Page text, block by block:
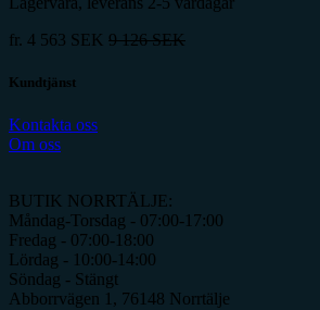
fr. 4 563 SEK 9 126 SEK
Kundtjänst
Kontakta oss
Om oss
BUTIK NORRTÄLJE:
Måndag-Torsdag - 07:00-17:00
Fredag - 07:00-18:00
Lördag - 10:00-14:00
Söndag - Stängt
Abborrvägen 1, 76148 Norrtälje